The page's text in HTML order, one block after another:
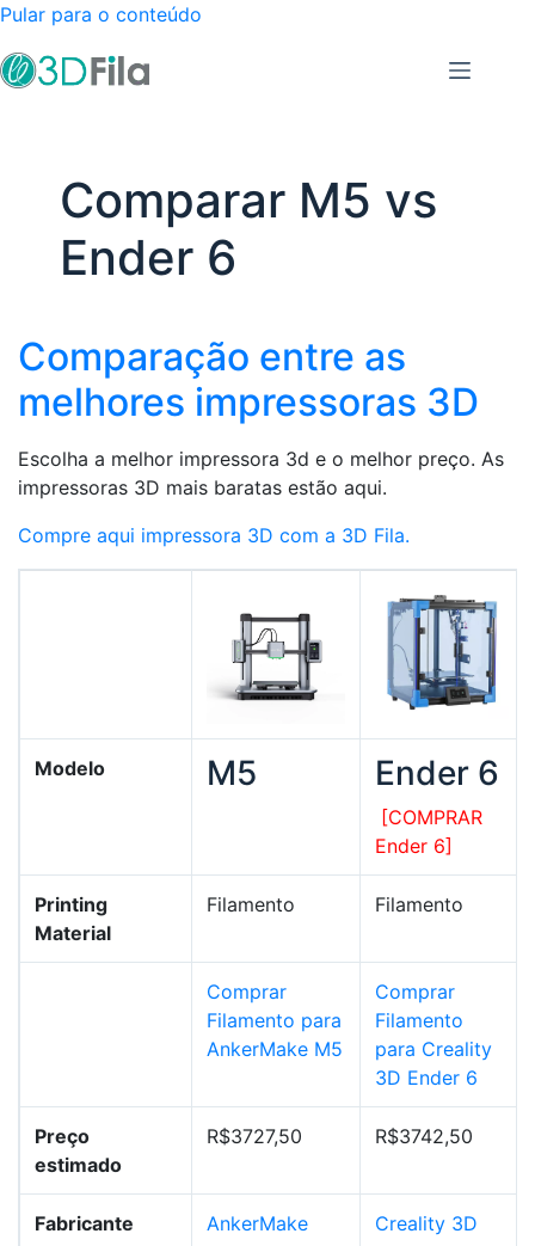
Pular para o conteúdo
Comparar M5 vs
Ender 6
Comparação entre as
melhores impressoras 3D
Escolha a melhor impressora 3d e o melhor preço. As
impressoras 3D mais baratas estão aqui.
Compre aqui impressora 3D com a 3D Fila.
Modelo M5 Ender 6
[COMPRAR
Ender 6]
Printing
Material
Filamento Filamento
Comprar
Filamento para
AnkerMake M5
Comprar
Filamento
para Creality
3D Ender 6
Preço
estimado
R$3727,50 R$3742,50
Fabricante AnkerMake Creality 3D